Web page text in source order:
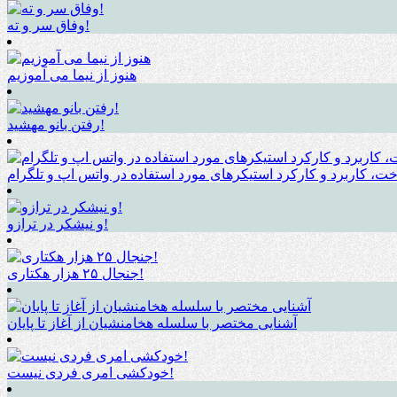
وفاق سر و ته!
هنوز از نیما می آموزیم
رفتن بانو مهشید!
کاربرد و کارکرد استیکرهای مورد استفاده در واتس اپ و تلگرام
و نیشکر در ترازو!
جنجال ۲۵ هزار هکتاری!
آشنایی مختصر با سلسله هخامنشیان از آغاز تا پایان
خودکشی امری فردی نیست!